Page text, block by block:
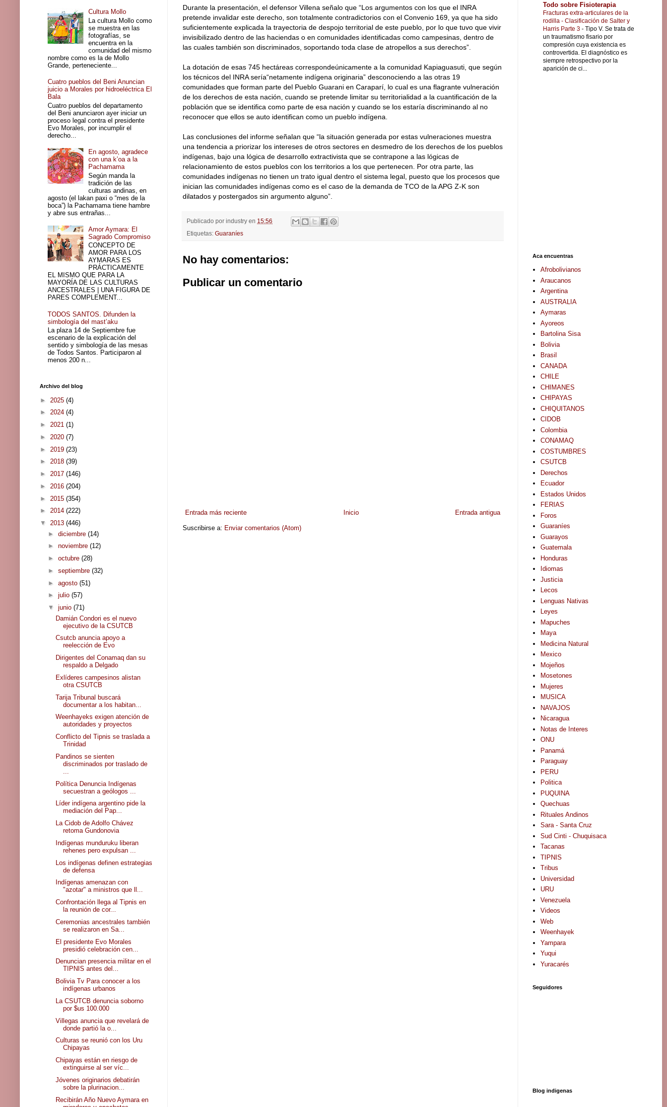
Durante la presentación, el defensor Villena señalo que “Los argumentos con los que el INRA
pretende invalidar este derecho, son totalmente contradictorios con el Convenio 169, ya que ha sido
suficientemente explicada la trayectoria de despojo territorial de este pueblo, por lo que tuvo que vivir
invisibilizado dentro de las haciendas o en comunidades identificadas como campesinas, dentro de
las cuales también son discriminados, soportando toda clase de atropellos a sus derechos”.
La dotación de esas 745 hectáreas correspondeúnicamente a la comunidad Kapiaguasuti, que según
los técnicos del INRA sería“netamente indígena originaria” desconociendo a las otras 19
comunidades que forman parte del Pueblo Guarani en Caraparí, lo cual es una flagrante vulneración
de los derechos de esta nación, cuando se pretende limitar su territorialidad a la cuantificación de la
población que se identifica como parte de esa nación y cuando se los estaría discriminando al no
reconocer que ellos se auto identifican como un pueblo indígena.
Las conclusiones del informe señalan que “la situación generada por estas vulneraciones muestra
una tendencia a priorizar los intereses de otros sectores en desmedro de los derechos de los pueblos
indígenas, bajo una lógica de desarrollo extractivista que se contrapone a las lógicas de
relacionamiento de estos pueblos con los territorios a los que pertenecen. Por otra parte, las
comunidades indígenas no tienen un trato igual dentro el sistema legal, puesto que los procesos que
inician las comunidades indígenas como es el caso de la demanda de TCO de la APG Z-K son
dilatados y postergados sin argumento alguno”.
Publicado por industry en 15:56
Etiquetas: Guaraníes
No hay comentarios:
Publicar un comentario
Entrada más reciente Entrada antigua
Inicio
Suscribirse a: Enviar comentarios (Atom)
Cultura Mollo
La cultura Mollo como
se muestra en las
fotografías, se
encuentra en la
comunidad del mismo
nombre como es la de Mollo
Grande, perteneciente...
Cuatro pueblos del Beni Anuncian
juicio a Morales por hidroeléctrica El
Bala
Cuatro pueblos del departamento
del Beni anunciaron ayer iniciar un
proceso legal contra el presidente
Evo Morales, por incumplir el
derecho...
En agosto, agradece
con una k’oa a la
Pachamama
Según manda la
tradición de las
culturas andinas, en
agosto (el lakan paxi o “mes de la
boca”) la Pachamama tiene hambre
y abre sus entrañas...
Amor Aymara: El
Sagrado Compromiso
CONCEPTO DE
AMOR PARA LOS
AYMARAS ES
PRÁCTICAMENTE
EL MISMO QUE PARA LA
MAYORÍA DE LAS CULTURAS
ANCESTRALES | UNA FIGURA DE
PARES COMPLEMENT...
TODOS SANTOS. Difunden la
simbología del mast’aku
La plaza 14 de Septiembre fue
escenario de la explicación del
sentido y simbología de las mesas
de Todos Santos. Participaron al
menos 200 n...
Archivo del blog
► 2025 (4)
► 2024 (4)
► 2021 (1)
► 2020 (7)
► 2019 (23)
► 2018 (39)
► 2017 (146)
► 2016 (204)
► 2015 (354)
► 2014 (222)
▼ 2013 (446)
► diciembre (14)
► noviembre (12)
► octubre (28)
► septiembre (32)
► agosto (51)
► julio (57)
▼ junio (71)
Damián Condori es el nuevo
ejecutivo de la CSUTCB
Csutcb anuncia apoyo a
reelección de Evo
Dirigentes del Conamaq dan su
respaldo a Delgado
Exlíderes campesinos alistan
otra CSUTCB
Tarija Tribunal buscará
documentar a los habitan...
Weenhayeks exigen atención de
autoridades y proyectos
Conflicto del Tipnis se traslada a
Trinidad
Pandinos se sienten
discriminados por traslado de
Política Denuncia Indígenas
secuestran a geólogos ...
Líder indígena argentino pide la
mediación del Pap...
La Cidob de Adolfo Chávez
retoma Gundonovia
Indígenas munduruku liberan
rehenes pero expulsan ...
Los indígenas definen estrategias
de defensa
Indígenas amenazan con
"azotar" a ministros que ll...
Confrontación llega al Tipnis en
la reunión de cor...
Ceremonias ancestrales también
se realizaron en Sa...
El presidente Evo Morales
presidió celebración cen...
Denuncian presencia militar en el
TIPNIS antes del...
Bolivia Tv Para conocer a los
indígenas urbanos
La CSUTCB denuncia soborno
por $us 100.000
Villegas anuncia que revelará de
donde partió la o...
Culturas se reunió con los Uru
Chipayas
Chipayas están en riesgo de
extinguirse al ser víc...
Jóvenes originarios debatirán
sobre la plurinacion...
Recibirán Año Nuevo Aymara en
Todo sobre Fisioterapia
Fracturas extra-articulares de la
rodilla - Clasificación de Salter y
Harris Parte 3 - Tipo V. Se trata de
un traumatismo fisario por
compresión cuya existencia es
controvertida. El diagnóstico es
siempre retrospectivo por la
aparición de ci...
Aca encuentras
Afrobolivianos
Araucanos
Argentina
AUSTRALIA
Aymaras
Ayoreos
Bartolina Sisa
Bolivia
Brasil
CANADA
CHILE
CHIMANES
CHIPAYAS
CHIQUITANOS
CIDOB
Colombia
CONAMAQ
COSTUMBRES
CSUTCB
Derechos
Ecuador
Estados Unidos
FERIAS
Foros
Guaraníes
Guarayos
Guatemala
Honduras
Idiomas
Justicia
Lecos
Lenguas Nativas
Leyes
Mapuches
Maya
Medicina Natural
Mexico
Mojeños
Mosetones
Mujeres
MUSICA
NAVAJOS
Nicaragua
Notas de Interes
ONU
Panamá
Paraguay
PERU
Politica
PUQUINA
Quechuas
Rituales Andinos
Sara - Santa Cruz
Sud Cinti - Chuquisaca
Tacanas
TIPNIS
Tribus
Universidad
URU
Venezuela
Videos
Web
Weenhayek
Yampara
Yuqui
Yuracarés
Seguidores
Blog indigenas